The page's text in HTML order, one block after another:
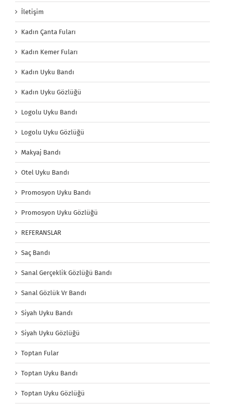
İletişim
Kadın Çanta Fuları
Kadın Kemer Fuları
Kadın Uyku Bandı
Kadın Uyku Gözlüğü
Logolu Uyku Bandı
Logolu Uyku Gözlüğü
Makyaj Bandı
Otel Uyku Bandı
Promosyon Uyku Bandı
Promosyon Uyku Gözlüğü
REFERANSLAR
Saç Bandı
Sanal Gerçeklik Gözlüğü Bandı
Sanal Gözlük Vr Bandı
Siyah Uyku Bandı
Siyah Uyku Gözlüğü
Toptan Fular
Toptan Uyku Bandı
Toptan Uyku Gözlüğü